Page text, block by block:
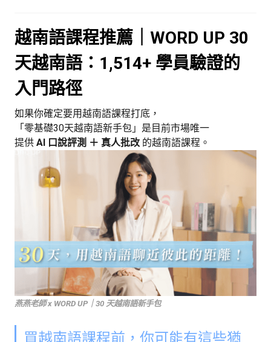
越南語課程推薦｜WORD UP 30
天越南語：1,514+ 學員驗證的
入門路徑
如果你確定要用越南語課程打底，
「零基礎30天越南語新手包」是目前市場唯一
提供 AI 口說評測 ＋ 真人批改 的越南語課程。
燕燕老師 x WORD UP｜30 天越南語新手包
買越南語課程前，你可能有這些猶